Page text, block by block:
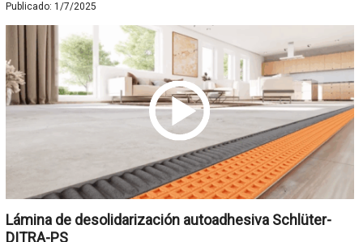
Publicado: 1/7/2025
Lámina de desolidarización autoadhesiva Schlüter-
DITRA-PS